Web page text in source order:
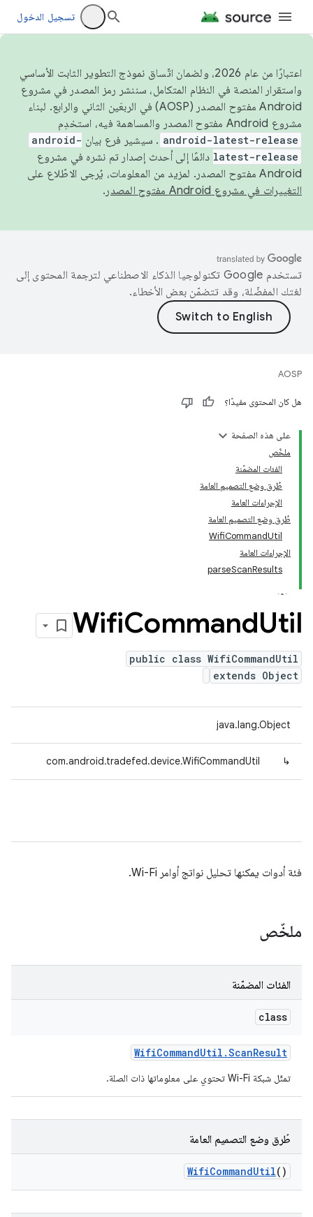
تسجيل الدخول
اعتبارًا من عام 2026، ولضمان اتّساق نموذج التطوير الثابت الأساسي
واستقرار المنصة في النظام المتكامل، سننشر رمز المصدر في مشروع
Android مفتوح المصدر (AOSP) في الربعَين الثاني والرابع. لبناء
مشروع Android مفتوح المصدر والمساهمة فيه، استخدِم
android-latest-release . سيشير فرع بيان android-
latest-release دائمًا إلى أحدث إصدار تم نشره في مشروع
Android مفتوح المصدر. لمزيد من المعلومات، يُرجى الاطّلاع على
التغييرات في مشروع Android مفتوح المصدر
.
تستخدم Google تكنولوجيا الذكاء الاصطناعي لترجمة المحتوى إلى
لغتك المفضّلة، وقد تتضمّن بعض الأخطاء.
AOSP
هل كان المحتوى مفيدًا؟
على هذه الصفحة
ملخّص
الفئات المضمّنة
طُرق وضع التصميم العامة
الإجراءات العامة
طُرق وضع التصميم العامة
WifiCommandUtil
الإجراءات العامة
parseScanResults
WifiCommandUtil
public class WifiCommandUtil
extends Object
java.lang.Object
↳
com.android.tradefed.device.WifiCommandUtil
فئة أدوات يمكنها تحليل نواتج أوامر Wi-Fi.
ملخّص
الفئات المضمّنة
class
WifiCommandUtil .ScanResult
تمثّل شبكة Wi-Fi تحتوي على معلوماتها ذات الصلة.
طُرق وضع التصميم العامة
WifiCommandUtil()